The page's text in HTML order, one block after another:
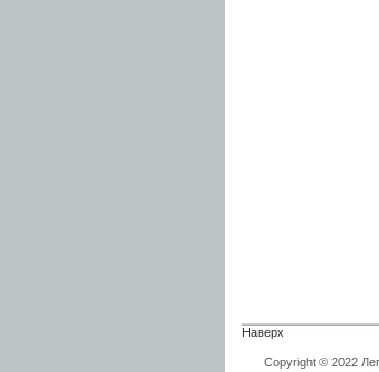
Наверх
Copyright © 2022